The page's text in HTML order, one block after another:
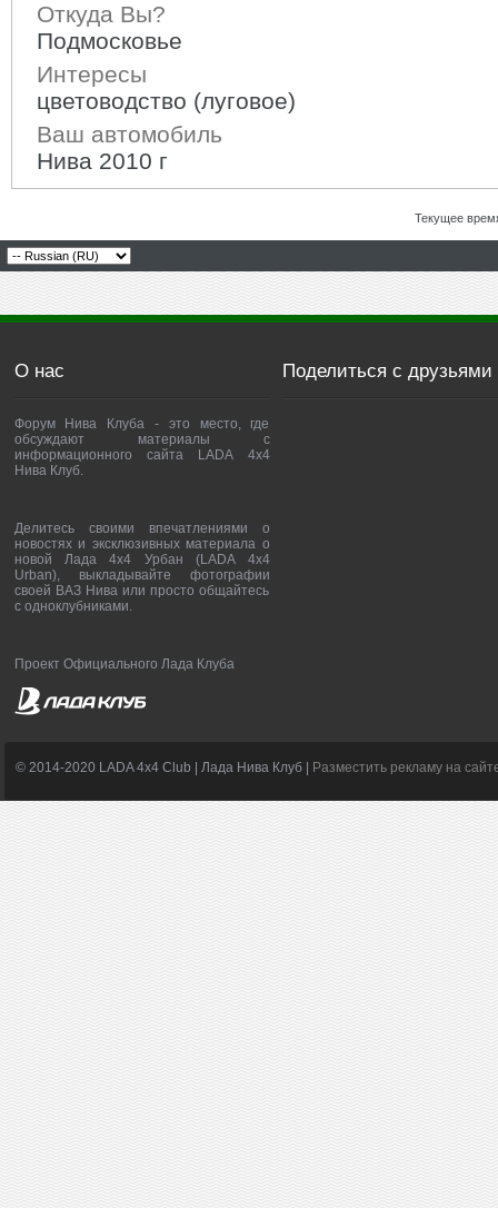
Откуда Вы?
Подмосковье
Интересы
цветоводство (луговое)
Ваш автомобиль
Нива 2010 г
Текущее
О нас
Форум Нива Клуба - это место, где
обсуждают материалы с
информационного сайта LADA 4x4
Нива Клуб.
Делитесь своими впечатлениями о
новостях и эксклюзивных материала о
новой Лада 4х4 Урбан (LADA 4x4
Urban), выкладывайте фотографии
своей ВАЗ Нива или просто общайтесь
с одноклубниками.
Проект Официального Лада Клуба
Поделиться с друзьями
© 2014-2020 LADA 4x4 Club | Лада Нива Клуб | Разместить рекламу на